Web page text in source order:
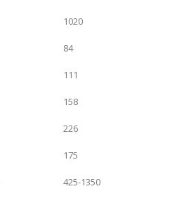
1020
84
111
158
226
175
425-1350